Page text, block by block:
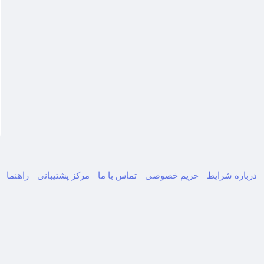
درباره شرایط حریم خصوصی تماس با ما مرکز پشتیبانی راهنما